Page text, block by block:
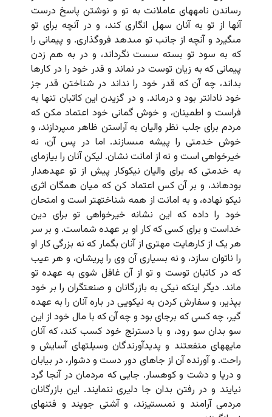
رساندن نامه‏هاى عاملانت به تو و نوشتن پاسخ درست
آنها از تو به آنان سهل انگارى کند، و در آنچه براى تو
مى‏گیرد و آنچه از جانب تو مى‏دهد فروگذارى. و پیمانى را
که به سود تو بسته سست نگرداند، و در به هم زدن
پیمانى که به زیان توست در نماند و قدر خود را در کارها
بداند، چه آن که قدر خود را نداند در شناختن قدر جز
خود نادانتر بود و درماند. و در گزیدن این کاتبان تنها به
فراست و اطمینان، و خوش گمانى خود اعتماد مکن که
مردم براى جلب نظر والیان به آراستن ظاهر مى‏پردازند، و
خوش خدمتى را پیشه مى‏سازند. اما در پس آن، نه
خیرخواهى است و نه از امانت نشان. لیکن آنان را بیازماى
به خدمتى که براى والیان نیکوکار پیش از تو عهده‏دار
بوده‏اند، و بر آن کس اعتماد کن که میان همگان اثرى
نیکو نهاده، و به امانت از همه شناخته‏تر است و امتحان
خود را داده که این نشانه خیرخواهى تو براى دین
خداست و براى کسى که کار او بر عهده شماست. و بر سر
هر یک از کارهایت مهترى از آنان بگمار که نه بزرگى کار او
را ناتوان سازد، و نه بسیارى آن وى را پریشان، و هر عیب
که در کاتبان توست و تو از آن غافل شوى به عهده تو
ماند. دیگر اینکه نیکى به بازرگانان و صنعتگران را بر خود
بپذیر، و سفارش کردن به نیکویى در باره آنان را به عهده
گیر، چه کسى که برجاى بود و چه آن که با مال خود از این
سو بدان سو رود، و با دسترنج خود کسب کند، که آنان
مایه‏هاى منفعتند و پدیدآورندگان وسیلتهاى آسایش و
راحت. و آورنده آن از جاهاى دور دست و دشوار، در بیابان
و دریا و دشت و کوهسار. جایى که مردمان در آنجا گرد
نیایند و در رفتن بدان جا دلیرى ننمایند. این بازرگانان
مردمى آرامند و نمى‏ستیزند، و آشتى جویند و فتنه‏اى